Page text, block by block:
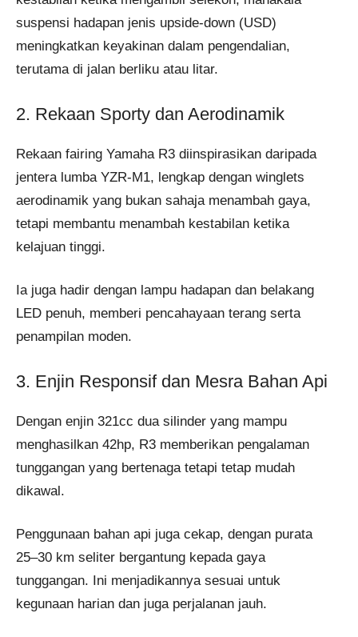
suspensi hadapan jenis upside-down (USD)
meningkatkan keyakinan dalam pengendalian,
terutama di jalan berliku atau litar.
2. Rekaan Sporty dan Aerodinamik
Rekaan fairing Yamaha R3 diinspirasikan daripada
jentera lumba YZR-M1, lengkap dengan winglets
aerodinamik yang bukan sahaja menambah gaya,
tetapi membantu menambah kestabilan ketika
kelajuan tinggi.
Ia juga hadir dengan lampu hadapan dan belakang
LED penuh, memberi pencahayaan terang serta
penampilan moden.
3. Enjin Responsif dan Mesra Bahan Api
Dengan enjin 321cc dua silinder yang mampu
menghasilkan 42hp, R3 memberikan pengalaman
tunggangan yang bertenaga tetapi tetap mudah
dikawal.
Penggunaan bahan api juga cekap, dengan purata
25–30 km seliter bergantung kepada gaya
tunggangan. Ini menjadikannya sesuai untuk
kegunaan harian dan juga perjalanan jauh.